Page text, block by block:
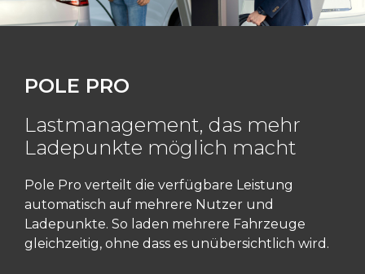
POLE PRO
Lastmanagement, das mehr
Ladepunkte möglich macht
Pole Pro verteilt die verfügbare Leistung
automatisch auf mehrere Nutzer und
Ladepunkte. So laden mehrere Fahrzeuge
gleichzeitig, ohne dass es unübersichtlich wird.